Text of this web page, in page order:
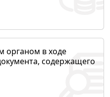
органом в ходе
содержащего